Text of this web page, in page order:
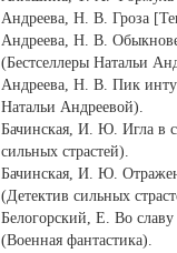
Андреева, Н. В. Гроза
Андреева, Н. В.
(Бестселлеры Натальи
Андреева, Н. В. Пик
Натальи Андреевой).
Бачинская, И. Ю. Игла в
сильных страстей).
Бачинская, И. Ю.
(Детектив сильных
Белогорский, Е. Во
(Военная фантастика).